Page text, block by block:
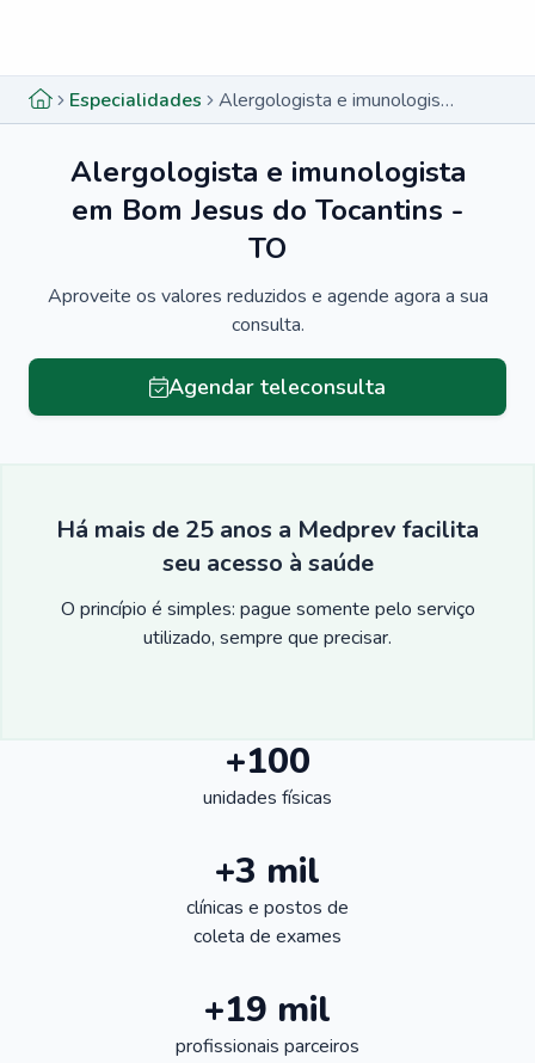
Especialidades Alergologista e imunologista em Bom Jesus do Tocantins - TO
Alergologista e imunologista
em Bom Jesus do Tocantins -
TO
Aproveite os valores reduzidos e agende agora a sua
consulta.
Agendar teleconsulta
Há mais de 25 anos a Medprev facilita
seu acesso à saúde
O princípio é simples: pague somente pelo serviço
utilizado, sempre que precisar.
+100
unidades físicas
+3 mil
clínicas e postos de
coleta de exames
+19 mil
profissionais parceiros